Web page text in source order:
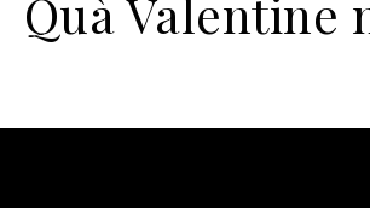
Quà Valentine